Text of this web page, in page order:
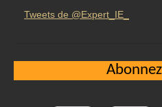
Tweets de @Expert_IE_